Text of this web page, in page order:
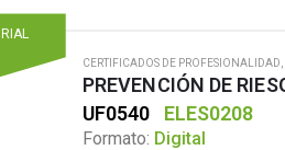
CERTIFICADOS DE PROFESIONALIDAD
UF0540 ELES0208
Formato: Digital